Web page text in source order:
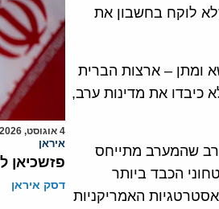
לוקח בחשבון את
ומתן – ארצות הברית
כיבדו את מדינות ערב,
שהמערב מתייחס
הכבד ביותר
האמריקניות
4 אוגוסט, 2026
איראן
פזשכיאן
דסק איראן